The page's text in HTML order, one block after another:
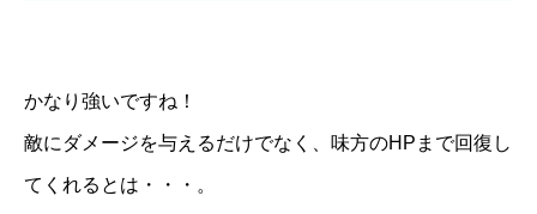
かなり強いですね！
敵にダメージを与えるだけでなく、味方のHPまで回復し
てくれるとは・・・。